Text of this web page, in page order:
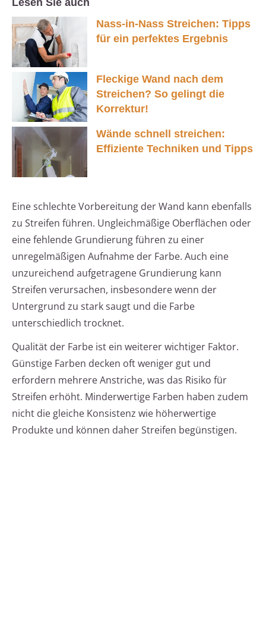
Lesen Sie auch
Nass-in-Nass Streichen: Tipps
für ein perfektes Ergebnis
Fleckige Wand nach dem
Streichen? So gelingt die
Korrektur!
Wände schnell streichen:
Effiziente Techniken und Tipps
Eine schlechte Vorbereitung der Wand kann ebenfalls
zu Streifen führen. Ungleichmäßige Oberflächen oder
eine fehlende Grundierung führen zu einer
unregelmäßigen Aufnahme der Farbe. Auch eine
unzureichend aufgetragene Grundierung kann
Streifen verursachen, insbesondere wenn der
Untergrund zu stark saugt und die Farbe
unterschiedlich trocknet.
Qualität der Farbe ist ein weiterer wichtiger Faktor.
Günstige Farben decken oft weniger gut und
erfordern mehrere Anstriche, was das Risiko für
Streifen erhöht. Minderwertige Farben haben zudem
nicht die gleiche Konsistenz wie höherwertige
Produkte und können daher Streifen begünstigen.